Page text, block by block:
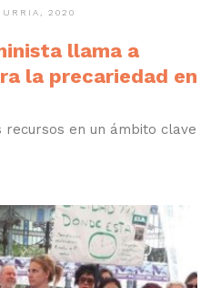
URRIA, 2020
llama a
la precariedad en
recursos en un ámbito clave